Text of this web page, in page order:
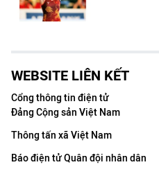
WEBSITE LIÊN KẾT
Cổng thông tin điện tử
Đảng Cộng sản Việt Nam
Thông tấn xã Việt Nam
Báo điện tử Quân đội nhân dân